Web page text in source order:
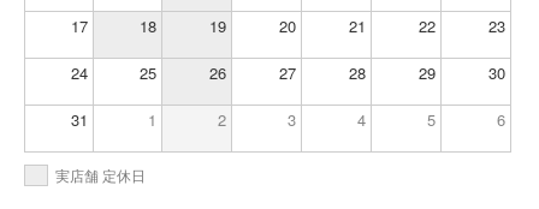
17 18 19 20 21 22 23
24 25 26 27 28 29 30
31 1 2 3 4 5 6
実店舗 定休日